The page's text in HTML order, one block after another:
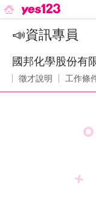
📣資訊專員
國邦化學股份有
徵才說明 工作條